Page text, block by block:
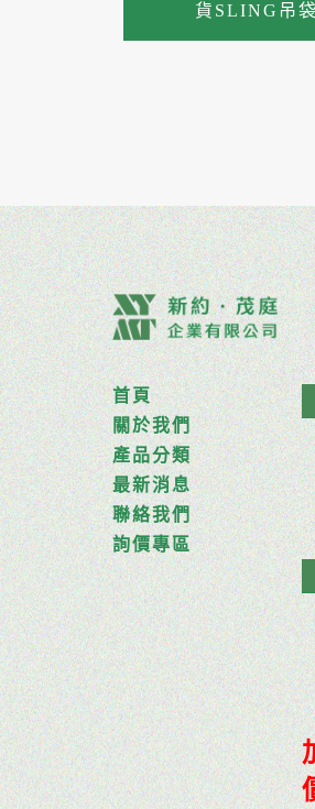
貨SLING吊袋
首頁
關於我們
產品分類
最新消息
聯絡我們
詢價專區